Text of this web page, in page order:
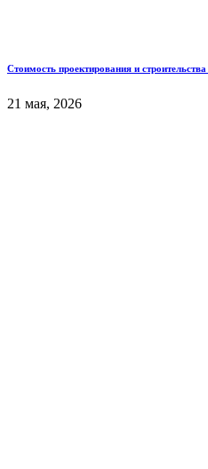
Стоимость проектирования и
21 мая, 2026